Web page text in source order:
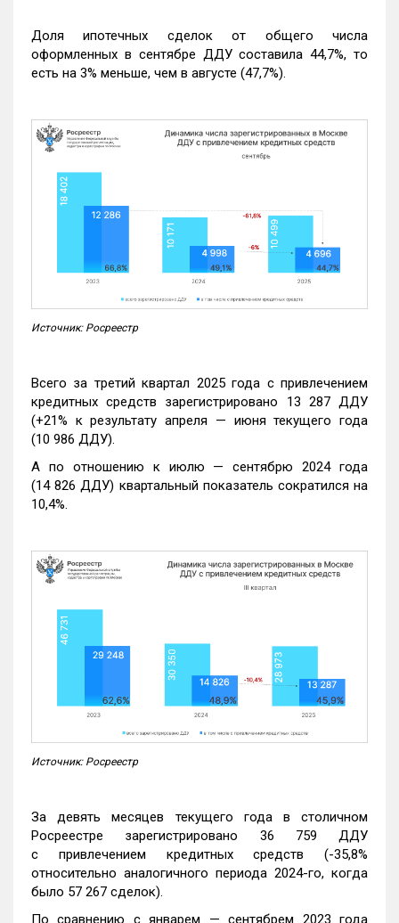
Доля ипотечных сделок от общего числа
оформленных в сентябре ДДУ составила 44,7%, то
есть на 3% меньше, чем в августе (47,7%).
Источник: Росреестр
Всего за третий квартал 2025 года с привлечением
кредитных средств зарегистрировано 13 287 ДДУ
(+21% к результату апреля — июня текущего года
(10 986 ДДУ).
А по отношению к июлю — сентябрю 2024 года
(14 826 ДДУ) квартальный показатель сократился на
10,4%.
Источник: Росреестр
За девять месяцев текущего года в столичном
Росреестре зарегистрировано 36 759 ДДУ
с привлечением кредитных средств (-35,8%
относительно аналогичного периода 2024-го, когда
было 57 267 сделок).
По сравнению с январем — сентябрем 2023 года